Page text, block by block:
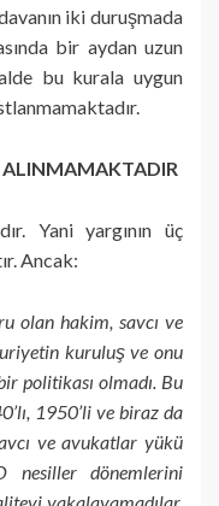
iki duruşmada
bir aydan uzun
bu kurala uygun
ALINMAMAKTADIR
Yani yargının üç
Ancak:
olan hakim, savcı ve
kuruluş ve onu
politikası olmadı. Bu
1950’li ve biraz da
ve avukatlar yükü
nesiller dönemlerini